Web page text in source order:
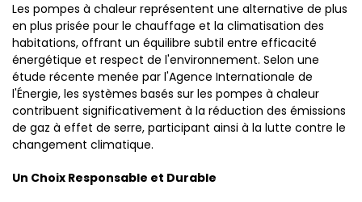
Les pompes à chaleur représentent une alternative de plus
en plus prisée pour le chauffage et la climatisation des
habitations, offrant un équilibre subtil entre efficacité
énergétique et respect de l'environnement. Selon une
étude récente menée par l'Agence Internationale de
l'Énergie, les systèmes basés sur les pompes à chaleur
contribuent significativement à la réduction des émissions
de gaz à effet de serre, participant ainsi à la lutte contre le
changement climatique.
Un Choix Responsable et Durable